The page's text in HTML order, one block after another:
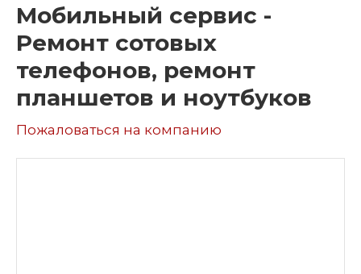
Мобильный сервис -
Ремонт сотовых
телефонов, ремонт
планшетов и ноутбуков
Пожаловаться на компанию